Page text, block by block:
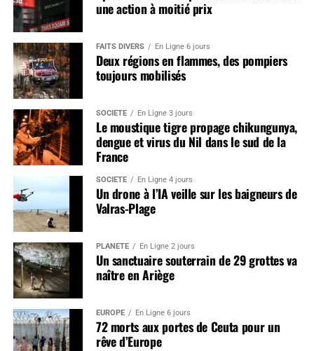
une action à moitié prix
FAITS DIVERS En Ligne 6 jours
Deux régions en flammes, des pompiers
toujours mobilisés
SOCIÉTÉ En Ligne 3 jours
Le moustique tigre propage chikungunya,
dengue et virus du Nil dans le sud de la
France
SOCIÉTÉ En Ligne 4 jours
Un drone à l’IA veille sur les baigneurs de
Valras-Plage
PLANÈTE En Ligne 2 jours
Un sanctuaire souterrain de 29 grottes va
naître en Ariège
EUROPE En Ligne 6 jours
72 morts aux portes de Ceuta pour un
rêve d’Europe